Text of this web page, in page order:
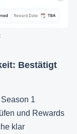
Bestätigt
1
und Rewards
klar